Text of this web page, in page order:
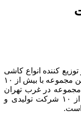
کننده انواع کاشی
و سرامیک‌های مختلف، با قیمت استثنایی، این مجموعه با بیش از ۱۰
مجموعه در غرب تهران
شناخته شده و تا کنون مورد اعتماد بیش از ۱۰ شرکت تولیدی و
است.